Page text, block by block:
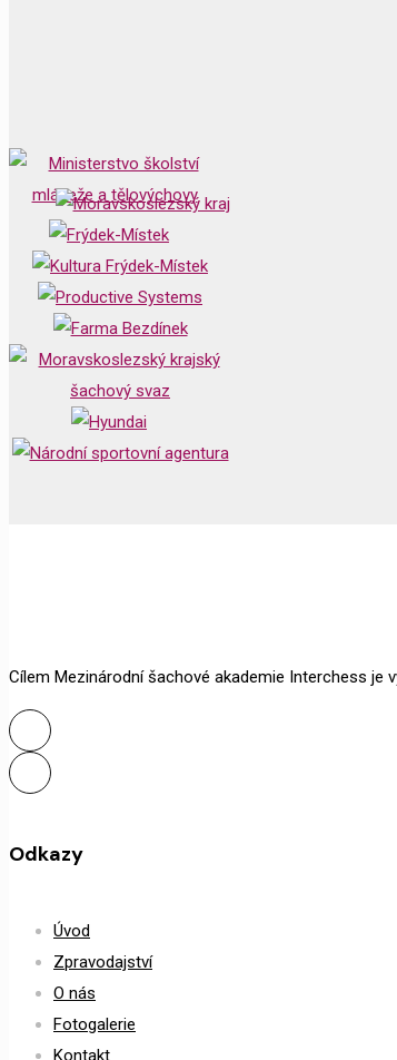
Cílem Mezinárodní šachové akademie Interchess je
Odkazy
Úvod
Zpravodajství
O nás
Fotogalerie
Kontakt